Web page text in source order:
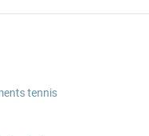
tennis